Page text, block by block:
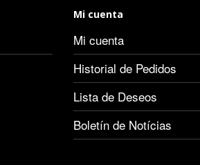
Mi cuenta
Mi cuenta
Historial de Pedidos
Lista de Deseos
Boletín de Notícias